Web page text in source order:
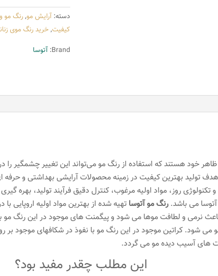
شماره
6.34
رنگ
بلوند
دسته:آرایش مو,رنگ مو
کیفیت,خرید رنگ موی
Brand: آتوسا
ظاهر خود هستند که استفاده از رنگ مو می‌تواند این تغییر چشمگیر
1372 تأسیس و با هدف تولید بهترین کیفیت در زمینه محصولات آرایشی
روز، مواد اولیه مرغوب، کنترل دقیق فرآیند تولید، بهره
آتوسا می باشد.رنگ مو آتوساتهیه شده از بهترین مواد اولیه اروپایی
نرمی و لطافت موها می شود و پیگمنت های موجود در این رنگ مو
می شود. کراتین موجود در این رنگ مو با نفوذ در شکافهای موجود
های آسیب دیده مو می گردد.
این مطلب چقدر مفید بود؟